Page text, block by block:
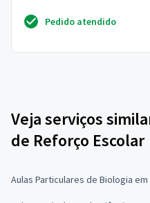
Pedido atendido
Veja serviços
de Reforço Escolar
Aulas Particulares de Biologia